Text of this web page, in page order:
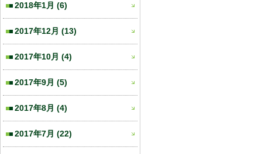
2018年1月 (6)
2017年12月 (13)
2017年10月 (4)
2017年9月 (5)
2017年8月 (4)
2017年7月 (22)